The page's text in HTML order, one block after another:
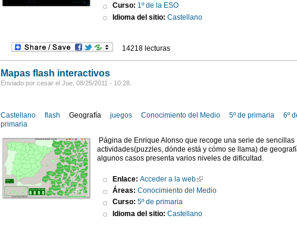
Curso: 1º de la ESO
Idioma del sitio:Castellano
14218 lecturas
Mapas flash interactivos
Enviado por cesar el Jue, 08/25/2011 - 10:28.
Castellano flash Geografía juegos Conocimiento del Medio 5º de primaria
6º
primaria
Página de Enrique Alonso que recoge una serie de sencillas
actividades(puzzles, dónde está y cómo se llama) de
algunos casos presenta varios niveles de dificultad.
Enlace:Acceder a la web
Áreas:Conocimiento del Medio
Curso:5º de primaria
Idioma del sitio:Castellano